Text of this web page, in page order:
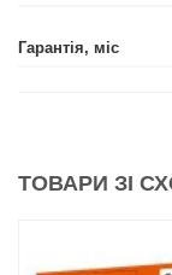
Гарантія, міс
ТОВАРИ ЗІ